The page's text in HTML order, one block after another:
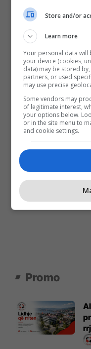
Promo
Store and/or
Learn more
Your personal data
your device (cookies,
data) may be stored
partners, or used
may use precise
Some vendors may
of legitimate interest,
your options below.
or in the site menu to
and cookie settings.